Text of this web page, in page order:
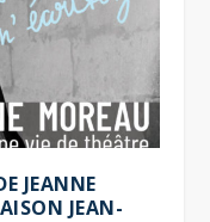
JEANNE
JEAN-